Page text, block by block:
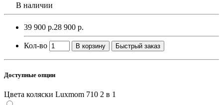
В наличии
39 900 р.28 900 р.
Кол-во В корзину Быстрый заказ
Доступные опции
Цвета коляски Luxmom 710 2 в 1